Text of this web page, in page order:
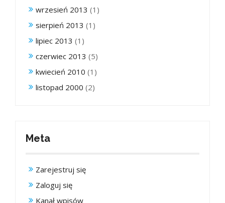
wrzesień 2013 (1)
sierpień 2013 (1)
lipiec 2013 (1)
czerwiec 2013 (5)
kwiecień 2010 (1)
listopad 2000 (2)
Meta
Zarejestruj się
Zaloguj się
Kanał wpisów